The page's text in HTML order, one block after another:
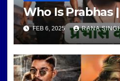
Who Is Prabhas |
FEB 6, 2025 RANA